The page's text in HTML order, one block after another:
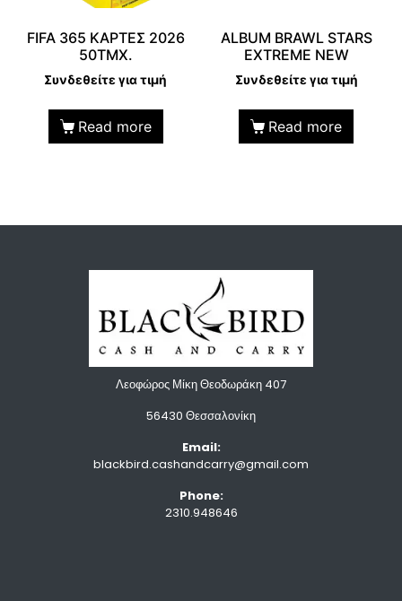
FIFA 365 KAΡΤΕΣ 2026
50TΜΧ.
Συνδεθείτε για τιμή
Read more
ALBUM BRAWL STARS
EXTREME NEW
Συνδεθείτε για τιμή
Read more
Λεοφώρος Μίκη Θεοδωράκη 407
56430 Θεσσαλονίκη
Email:
blackbird.cashandcarry@gmail.com
Phone:
2310.948646